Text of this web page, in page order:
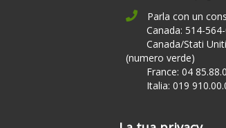
Parla con un
Canada: 514-
Canada/Stati
(numero verde)
France: 04
Italia: 019